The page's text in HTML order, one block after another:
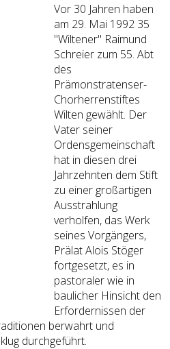
Vor 30 Jahren haben
am 29. Mai 1992 35
"Wiltener" Raimund
Schreier zum 55. Abt
des
Prämonstratenser-
Chorherrenstiftes
Wilten gewählt. Der
Vater seiner
Ordensgemeinschaft
hat in diesen drei
Jahrzehnten dem Stift
zu einer großartigen
Ausstrahlung
verholfen, das Werk
seines Vorgängers,
Prälat Alois Stöger
fortgesetzt, es in
pastoraler wie in
baulicher Hinsicht den
Erfordernissen der
berwahrt und
durchgeführt.